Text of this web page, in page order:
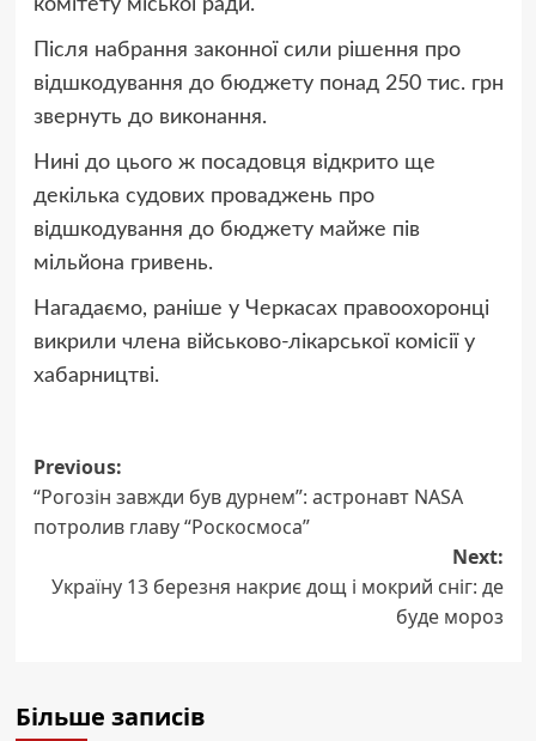
комітету міської ради.
Після набрання законної сили рішення про
відшкодування до бюджету понад 250 тис. грн
звернуть до виконання.
Нині до цього ж посадовця відкрито ще
декілька судових проваджень про
відшкодування до бюджету майже пів
мільйона гривень.
Нагадаємо, раніше у Черкасах правоохоронці
викрили члена військово-лікарської комісії у
хабарництві.
Post
navigation
Previous:
“Рогозін завжди був дурнем”: астронавт NASA
потролив главу “Роскосмоса”
Next:
Україну 13 березня накриє дощ і мокрий сніг: де
буде мороз
Більше записів